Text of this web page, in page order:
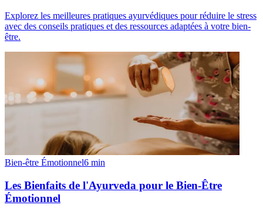
Explorez les meilleures pratiques ayurvédiques pour réduire le stress
avec des conseils pratiques et des ressources adaptées à votre bien-
être.
Bien-être Émotionnel6 min
Les Bienfaits de l'Ayurveda pour le Bien-Être
Émotionnel